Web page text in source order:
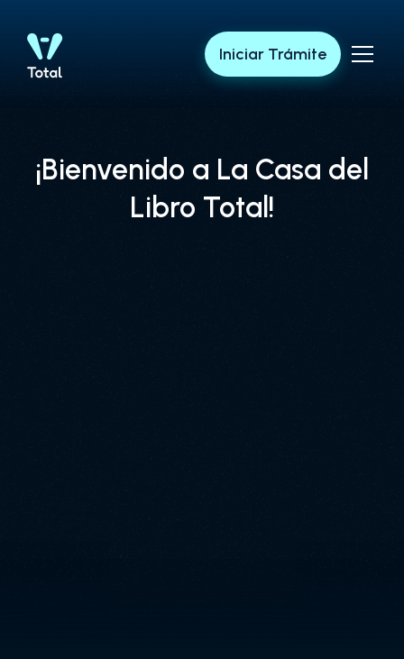
Iniciar Trámite
¡Bienvenido a La Casa del
Libro Total!